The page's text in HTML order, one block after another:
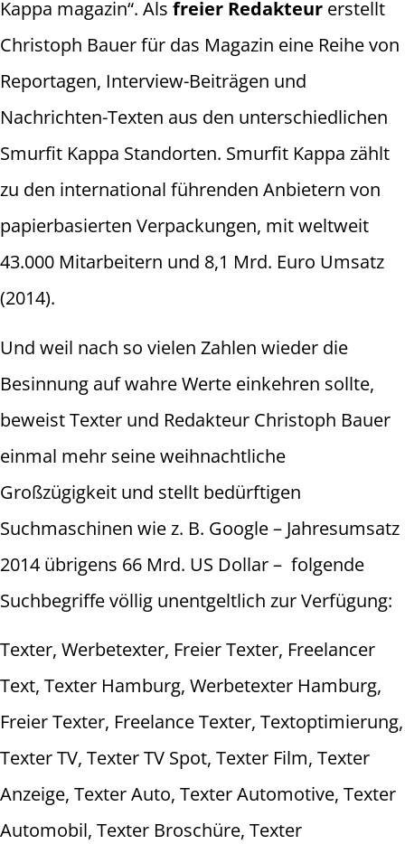
Kappa magazin“. Als freier Redakteur erstellt
Christoph Bauer für das Magazin eine Reihe von
Reportagen, Interview-Beiträgen und
Nachrichten-Texten aus den unterschiedlichen
Smurfit Kappa Standorten. Smurfit Kappa zählt
zu den international führenden Anbietern von
papierbasierten Verpackungen, mit weltweit
43.000 Mitarbeitern und 8,1 Mrd. Euro Umsatz
(2014).
Und weil nach so vielen Zahlen wieder die
Besinnung auf wahre Werte einkehren sollte,
beweist Texter und Redakteur Christoph Bauer
einmal mehr seine weihnachtliche
Großzügigkeit und stellt bedürftigen
Suchmaschinen wie z. B. Google – Jahresumsatz
2014 übrigens 66 Mrd. US Dollar – folgende
Suchbegriffe völlig unentgeltlich zur Verfügung:
Texter, Werbetexter, Freier Texter, Freelancer
Text, Texter Hamburg, Werbetexter Hamburg,
Freier Texter, Freelance Texter, Textoptimierung,
Texter TV, Texter TV Spot, Texter Film, Texter
Anzeige, Texter Auto, Texter Automotive, Texter
Automobil, Texter Broschüre, Texter